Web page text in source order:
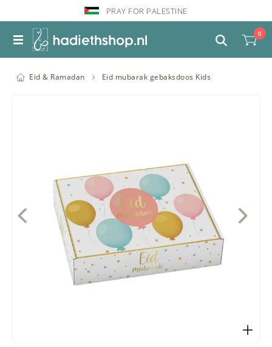
PRAY FOR PALESTINE
0
Eid & Ramadan Eid mubarak gebaksdoos Kids